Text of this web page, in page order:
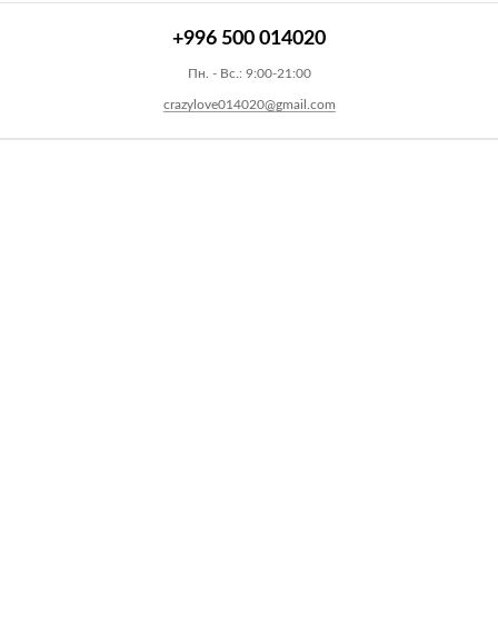
+996 500 014020
Пн. - Вс.: 9:00-21:00
crazylove014020@gmail.com